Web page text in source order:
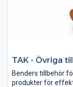
TAK - Övriga
Benders tillbehör
produkter för